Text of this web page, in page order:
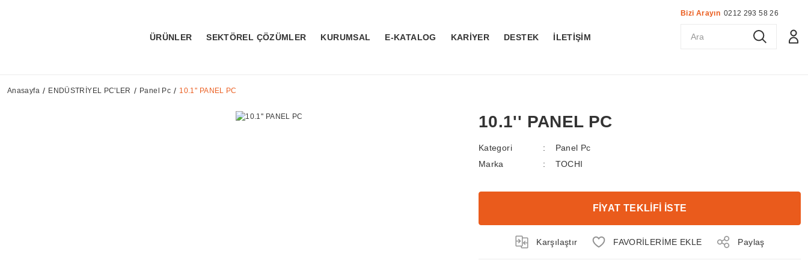
ÜRÜNLER SEKTÖREL ÇÖZÜMLER KURUMSAL E-KATALOG KARİYER DESTEK İLETİŞİM
Bizi Arayın 0212 293 58 26
Anasayfa ENDÜSTRİYEL PC'LER Panel Pc 10.1'' PANEL PC
10.1'' PANEL PC
Kategori
Panel Pc
Marka
TOCHI
FİYAT TEKLİFİ İSTE
Karşılaştır Paylaş